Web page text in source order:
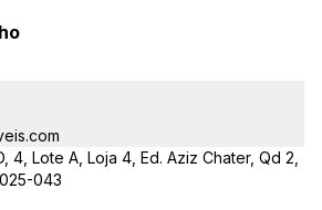
4, Lote A, Loja 4, Ed. Aziz Chater, Qd 2,
043